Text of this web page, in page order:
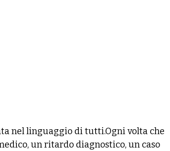
nel linguaggio di tutti.Ogni volta che
un ritardo diagnostico, un caso